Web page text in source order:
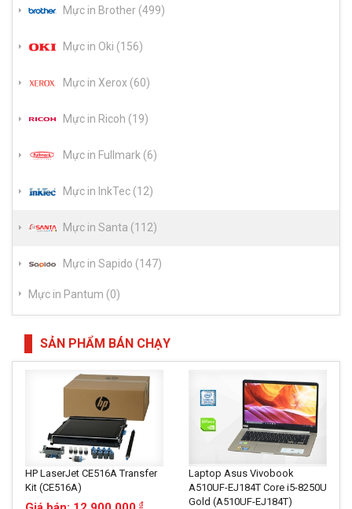
Mực in Brother (499)
Mực in Oki (156)
Mực in Xerox (60)
Mực in Ricoh (19)
Mực in Fullmark (6)
Mực in InkTec (12)
Mực in Santa (112)
Mực in Sapido (147)
Mực in Pantum (0)
SẢN PHẨM BÁN CHẠY
HP LaserJet CE516A Transfer
Kit (CE516A)
đ
Laptop Asus Vivobook
A510UF-EJ184T Core i5-8250U
Gold (A510UF-EJ184T)